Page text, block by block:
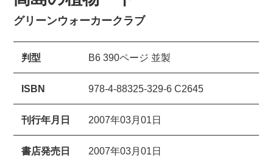
グリーンウォーカークラブ
判型 B6 390ページ 並製
ISBN 978-4-88325-329-6 C2645
刊行年月日 2007年03月01日
書店発売日 2007年03月01日